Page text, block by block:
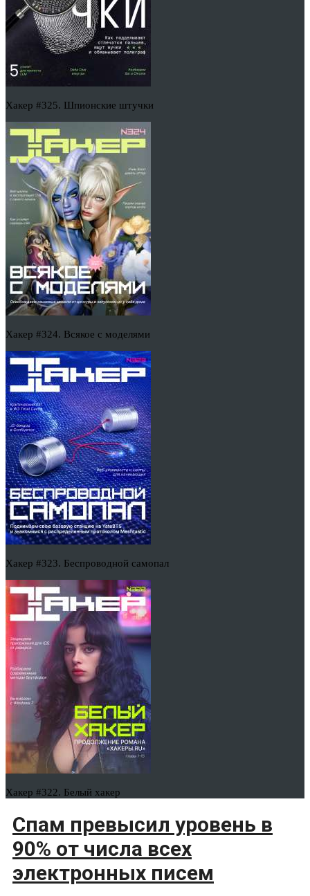
Хакер #325. Шпионские штучки
Хакер #324. Всякое с моделями
Хакер #323. Беспроводной самопал
Хакер #322. Белый хакер
Спам превысил уровень в
90% от числа всех
электронных писем